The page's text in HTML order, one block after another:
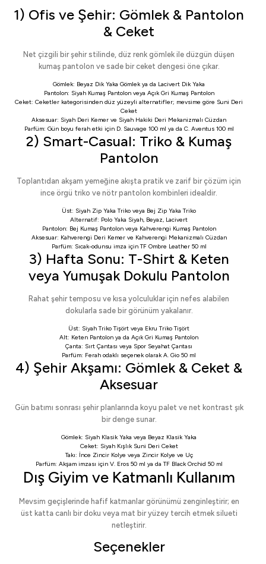
1) Ofis ve Şehir: Gömlek & Pantolon
& Ceket
Net çizgili bir şehir stilinde, düz renk gömlek ile düzgün düşen
kumaş pantolon ve sade bir ceket dengesi öne çıkar.
Gömlek: Beyaz Dik Yaka Gömlek ya da Lacivert Dik Yaka
Pantolon: Siyah Kumaş Pantolonveya Açık Gri Kumaş Pantolon
Ceket: Ceketler kategorisinden düz yüzeyli alternatifler; mevsime göre Suni Deri
Ceket
Aksesuar: Siyah Deri Kemer ve Siyah Hakiki Deri Mekanizmalı Cüzdan
Parfüm: Gün boyu ferah etki için D. Sauvage 100 ml ya da C. Aventus 100 ml
2) Smart-Casual: Triko & Kumaş
Pantolon
Toplantıdan akşam yemeğine akışta pratik ve zarif bir çözüm için
ince örgü triko ve nötr pantolon kombinleri idealdir.
Üst: Siyah Zip Yaka Triko veya Bej Zip Yaka Triko
Alternatif: Polo Yaka Siyah, Beyaz, Lacivert
Pantolon: Bej Kumaş Pantolonveya Kahverengi Kumaş Pantolon
Aksesuar: Kahverengi Deri Kemerve Kahverengi Mekanizmalı Cüzdan
Parfüm: Sıcak-odunsu imza içinTF Ombre Leather 50 ml
3) Hafta Sonu: T-Shirt & Keten
veya Yumuşak Dokulu Pantolon
Rahat şehir temposu ve kısa yolculuklar için nefes alabilen
dokularla sade bir görünüm yakalanır.
Üst: Siyah Triko Tişört veya Ekru Triko Tişört
Alt: Keten Pantolon ya da Açık Gri Kumaş Pantolon
Çanta: Sırt Çantası veya Spor Seyahat Çantası
Parfüm: Ferah odaklı seçenek olarak A. Gio 50 ml
4) Şehir Akşamı: Gömlek & Ceket &
Aksesuar
Gün batımı sonrası şehir planlarında koyu palet ve net kontrast şık
bir denge sunar.
Gömlek: Siyah Klasik Yaka veya Beyaz Klasik Yaka
Ceket: Siyah Kışlık Suni Deri Ceket
Takı: İnce Zincir Kolye veya Zincir Kolye ve Uç
Parfüm: Akşam imzası için V. Eros 50 ml ya daTF Black Orchid 50 ml
Dış Giyim ve Katmanlı Kullanım
Mevsim geçişlerinde hafif katmanlar görünümü zenginleştirir; en
üst katta canlı bir doku veya mat bir yüzey tercih etmek silueti
netleştirir.
Seçenekler